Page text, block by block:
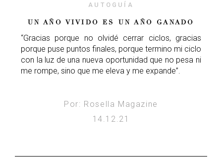
AUTOGUÍA
UN AÑO VIVIDO ES UN AÑO GANADO
“Gracias porque no olvidé cerrar ciclos, gracias
porque puse puntos finales, porque termino mi ciclo
con la luz de una nueva oportunidad que no pesa ni
me rompe, sino que me eleva y me expande”.
Por: Rosella Magazine
14.12.21